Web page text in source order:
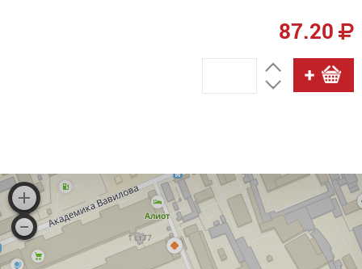
87.20